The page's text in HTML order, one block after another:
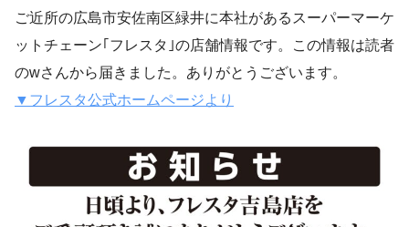
ご近所の広島市安佐南区緑井に本社があるスーパーマーケ
ットチェーン｢フレスタ｣の店舗情報です。この情報は読者
のwさんから届きました。ありがとうございます。
▼フレスタ公式ホームページより